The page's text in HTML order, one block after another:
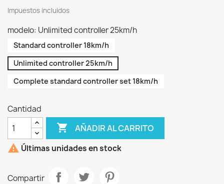
Impuestos incluidos
modelo: Unlimited controller 25km/h
Standard controller 18km/h
Unlimited controller 25km/h
Complete standard controller set 18km/h
Cantidad
 AÑADIR AL CARRITO
 Últimas unidades en stock
Compartir